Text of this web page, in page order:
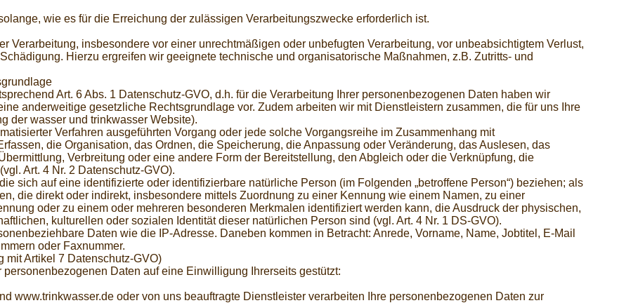
wie es für die Erreichung der zulässigen Verarbeitungszwecke erforderlich ist.
Verarbeitung, insbesondere vor einer unrechtmäßigen oder unbefugten Verarbeitung, vor unbeabsichtigtem Verlust,
Hierzu ergreifen wir geeignete technische und organisatorische Maßnahmen, z.B. Zutritts- und
Art. 6 Abs. 1 Datenschutz-GVO, d.h. für die Verarbeitung Ihrer personenbezogenen Daten haben wir
anderweitige gesetzliche Rechtsgrundlage vor. Zudem arbeiten wir mit Dienstleistern zusammen, die für uns Ihre
der wasser und trinkwasser Website).
Verfahren ausgeführten Vorgang oder jede solche Vorgangsreihe im Zusammenhang mit
die Organisation, das Ordnen, die Speicherung, die Anpassung oder Veränderung, das Auslesen, das
Verbreitung oder eine andere Form der Bereitstellung, den Abgleich oder die Verknüpfung, die
Art. 4 Nr. 2 Datenschutz-GVO).
sich auf eine identifizierte oder identifizierbare natürliche Person (im Folgenden „betroffene Person“) beziehen; als
die direkt oder indirekt, insbesondere mittels Zuordnung zu einer Kennung wie einem Namen, zu einer
oder zu einem oder mehreren besonderen Merkmalen identifiziert werden kann, die Ausdruck der physischen,
kulturellen oder sozialen Identität dieser natürlichen Person sind (vgl. Art. 4 Nr. 1 DS-GVO).
Daten wie die IP-Adresse. Daneben kommen in Betracht: Anrede, Vorname, Name, Jobtitel, E-Mail
oder Faxnummer.
mit Artikel 7 Datenschutz-GVO)
Daten auf eine Einwilligung Ihrerseits gestützt:
www.trinkwasser.de oder von uns beauftragte Dienstleister verarbeiten Ihre personenbezogenen Daten zur